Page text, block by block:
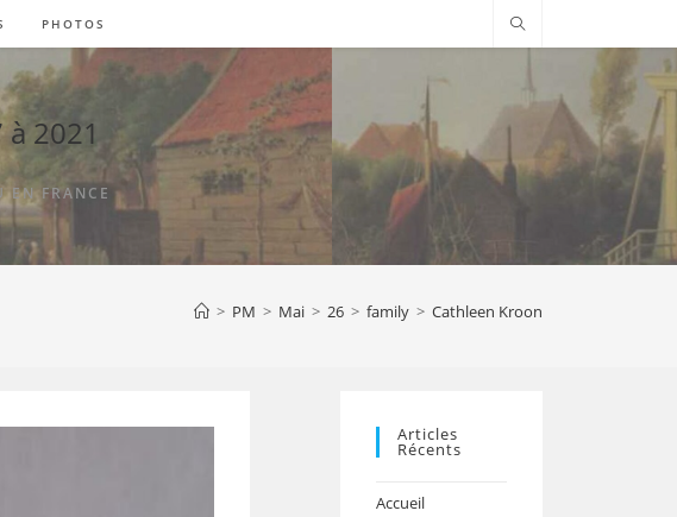
PHOTOS
2021
FRANCE
> PM > Mai > 26 > family > Cathleen Kroon
Articles
Récents
Accueil